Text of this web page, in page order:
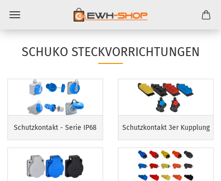
SCHUKO STECKVORRICHTUNGEN
Schutzkontakt - Serie IP68 Schutzkontakt 3er Kupplung